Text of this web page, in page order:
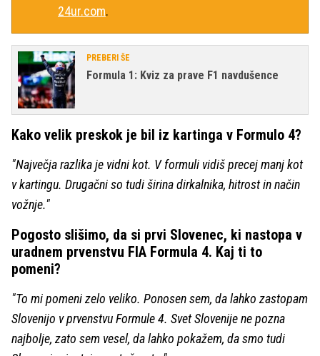
24ur.com.
PREBERI ŠE
Formula 1: Kviz za prave F1 navdušence
Kako velik preskok je bil iz kartinga v Formulo 4?
"Največja razlika je vidni kot. V formuli vidiš precej manj kot
v kartingu. Drugačni so tudi širina dirkalnika, hitrost in način
vožnje."
Pogosto slišimo, da si prvi Slovenec, ki nastopa v
uradnem prvenstvu FIA Formula 4. Kaj ti to
pomeni?
"To mi pomeni zelo veliko. Ponosen sem, da lahko zastopam
Slovenijo v prvenstvu Formule 4. Svet Slovenije ne pozna
najbolje, zato sem vesel, da lahko pokažem, da smo tudi